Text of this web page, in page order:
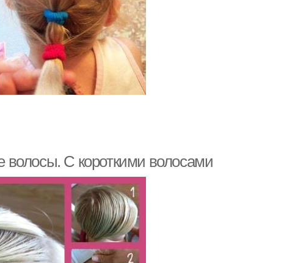
волосы. С короткими волосами